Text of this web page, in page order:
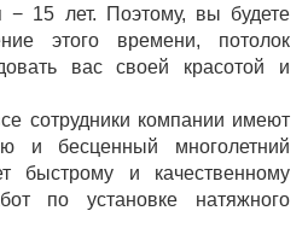
− 15 лет. Поэтому, вы будете
этого времени, потолок
вас своей красотой и
сотрудники компании имеют
и бесценный многолетний
быстрому и качественному
по установке натяжного